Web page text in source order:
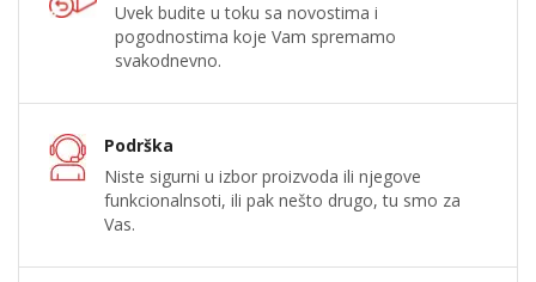
Uvek budite u toku sa novostima i
pogodnostima koje Vam spremamo
svakodnevno.
Podrška
Niste sigurni u izbor proizvoda ili njegove
funkcionalnsoti, ili pak nešto drugo, tu smo za
Vas.